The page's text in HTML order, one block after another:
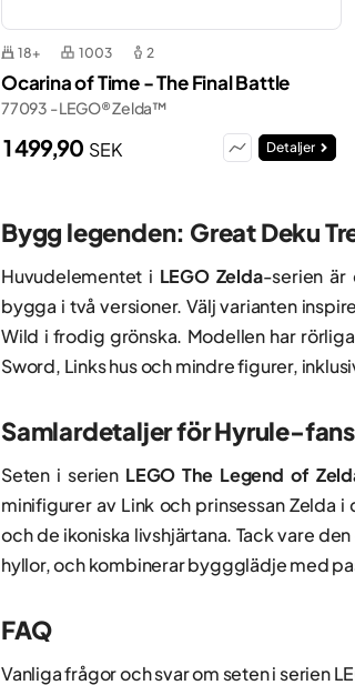
18+ 1003 2
Ocarina of Time - The Final Battle
77093 - LEGO® Zelda™
1 499,90 SEK Detaljer
Bygg legenden: Great Deku
Huvudelementet i LEGO Zelda-serien är
bygga i två versioner. Välj varianten
Wild i frodig grönska. Modellen har
Sword, Links hus och mindre figurer,
Samlardetaljer för Hyrule-fans
Seten i serien LEGO The Legend of
minifigurer av Link och prinsessan Zelda
och de ikoniska livshjärtana. Tack vare
hyllor, och kombinerar byggglädje med
FAQ
Vanliga frågor och svar om seten i serien